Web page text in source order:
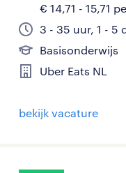
€ 14,71 - 15,71
3 - 35 uur, 1 - 5
Basisonderwijs
Uber Eats NL
bekijk vacature